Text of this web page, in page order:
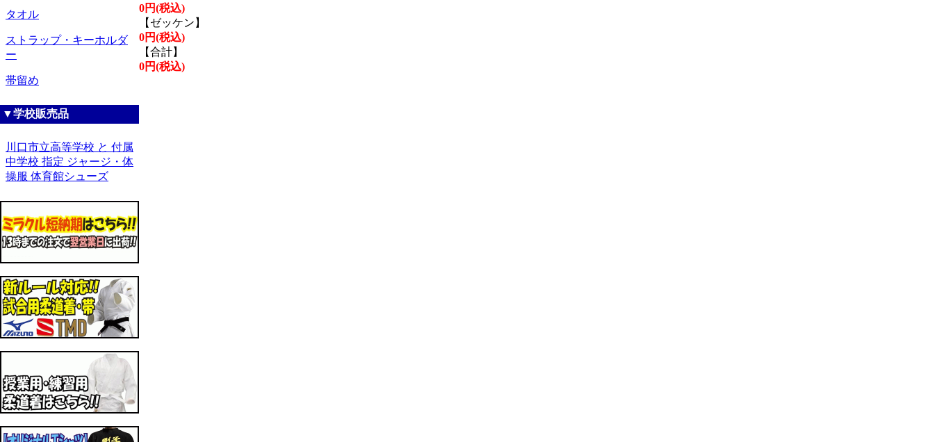
タオル
ストラップ・キーホルダ
ー
帯留め
▼学校販売品
川口市立高等学校 と 付属
中学校 指定 ジャージ・体
操服 体育館シューズ
0円(税込)
【ゼッケン】
0円(税込)
【合計】
0円(税込)